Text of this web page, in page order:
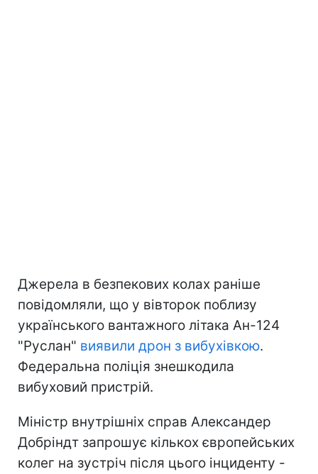
Джерела в безпекових колах раніше
повідомляли, що у вівторок поблизу
українського вантажного літака Ан-124
"Руслан" виявили дрон з вибухівкою.
Федеральна поліція знешкодила
вибуховий пристрій.
Міністр внутрішніх справ Александер
Добріндт запрошує кількох європейських
колег на зустріч після цього інциденту -